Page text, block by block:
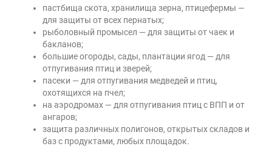
пастбища скота, хранилища зерна, птицефермы —
для защиты от всех пернатых;
рыболовный промысел — для защиты от чаек и
бакланов;
большие огороды, сады, плантации ягод — для
отпугивания птиц и зверей;
пасеки — для отпугивания медведей и птиц,
охотящихся на пчел;
на аэродромах — для отпугивания птиц с ВПП и от
ангаров;
защита различных полигонов, открытых складов и
баз с продуктами, любых площадок.